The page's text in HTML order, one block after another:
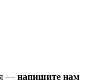
— напишите нам